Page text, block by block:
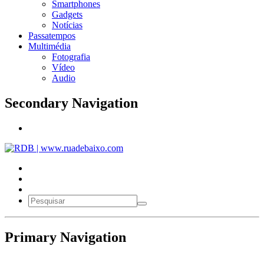
Smartphones
Gadgets
Notícias
Passatempos
Multimédia
Fotografia
Vídeo
Audio
Secondary Navigation
Primary Navigation